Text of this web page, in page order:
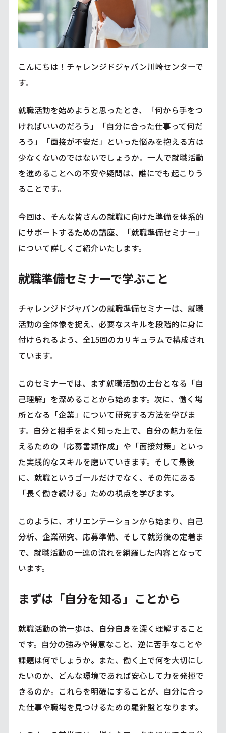
こんにちは！チャレンジドジャパン川崎センターで
す。
就職活動を始めようと思ったとき、「何から手をつ
ければいいのだろう」「自分に合った仕事って何だ
ろう」「面接が不安だ」といった悩みを抱える方は
少なくないのではないでしょうか。一人で就職活動
を進めることへの不安や疑問は、誰にでも起こりう
ることです。
今回は、そんな皆さんの就職に向けた準備を体系的
にサポートするための講座、「就職準備セミナー」
について詳しくご紹介いたします。
就職準備セミナーで学ぶこと
チャレンジドジャパンの就職準備セミナーは、就職
活動の全体像を捉え、必要なスキルを段階的に身に
付けられるよう、全15回のカリキュラムで構成され
ています。
このセミナーでは、まず就職活動の土台となる「自
己理解」を深めることから始めます。次に、働く場
所となる「企業」について研究する方法を学びま
す。自分と相手をよく知った上で、自分の魅力を伝
えるための「応募書類作成」や「面接対策」といっ
た実践的なスキルを磨いていきます。そして最後
に、就職というゴールだけでなく、その先にある
「長く働き続ける」ための視点を学びます。
このように、オリエンテーションから始まり、自己
分析、企業研究、応募準備、そして就労後の定着ま
で、就職活動の一連の流れを網羅した内容となって
います。
まずは「自分を知る」ことから
就職活動の第一歩は、自分自身を深く理解すること
です。自分の強みや得意なこと、逆に苦手なことや
課題は何でしょうか。また、働く上で何を大切にし
たいのか、どんな環境であれば安心して力を発揮で
きるのか。これらを明確にすることが、自分に合っ
た仕事や職場を見つけるための羅針盤となります。